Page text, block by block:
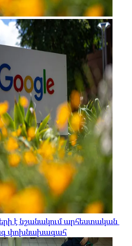
է նշանակում արհեստական
փոխնախագահ